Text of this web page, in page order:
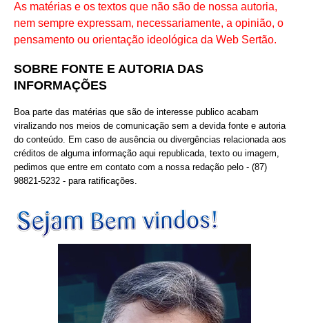
As matérias e os textos que não são de nossa autoria,
nem sempre expressam, necessariamente, a opinião, o
pensamento ou orientação ideológica da Web Sertão.
SOBRE FONTE E AUTORIA DAS
INFORMAÇÕES
Boa parte das matérias que são de interesse publico acabam
viralizando nos meios de comunicação sem a devida fonte e autoria
do conteúdo. Em caso de ausência ou divergências relacionada aos
créditos de alguma informação aqui republicada, texto ou imagem,
pedimos que entre em contato com a nossa redação pelo - (87)
98821-5232 - para ratificações.